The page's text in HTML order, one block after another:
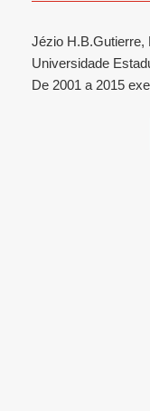
Jézio H.B.Gutierre,
Universidade
De 2001 a 2015